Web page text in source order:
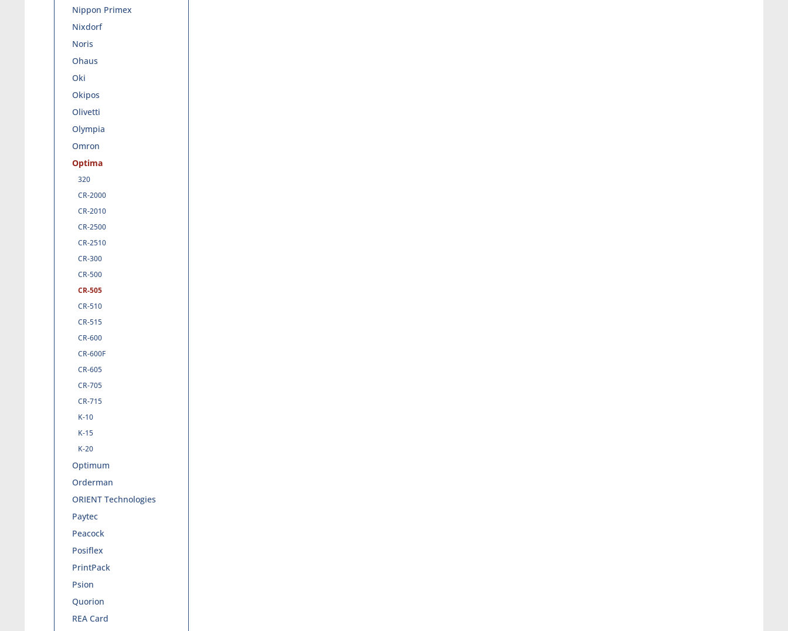
Nippon Primex
Nixdorf
Noris
Ohaus
Oki
Okipos
Olivetti
Olympia
Omron
Optima
320
CR-2000
CR-2010
CR-2500
CR-2510
CR-300
CR-500
CR-505
CR-510
CR-515
CR-600
CR-600F
CR-605
CR-705
CR-715
K-10
K-15
K-20
Optimum
Orderman
ORIENT Technologies
Paytec
Peacock
Posiflex
PrintPack
Psion
Quorion
REA Card